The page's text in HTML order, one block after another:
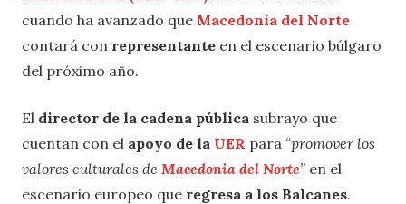
cuando ha avanzado que Macedonia del Norte
contará con representante en el escenario búlgaro
del próximo año.
El director de la cadena pública subrayo que
cuentan con el apoyo de la UER para “promover los
valores culturales de Macedonia del Norte” en el
escenario europeo que regresa a los Balcanes.